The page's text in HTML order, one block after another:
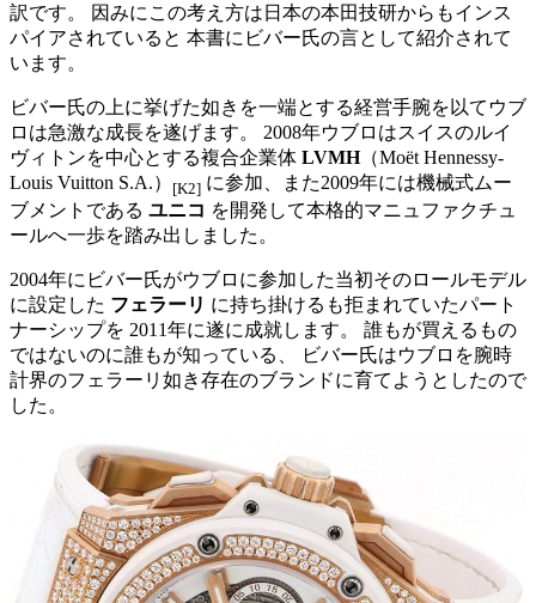
訳です。 因みにこの考え方は日本の本田技研からもインス
パイアされていると 本書にビバー氏の言として紹介されて
います。
ビバー氏の上に挙げた如きを一端とする経営手腕を以てウブ
ロは急激な成長を遂げます。 2008年ウブロはスイスのルイ
ヴィトンを中心とする複合企業体 LVMH（Moët Hennessy-
Louis Vuitton S.A.）
[K2] に参加、また2009年には機械式ムー
ブメントである ユニコ を開発して本格的マニュファクチュ
ールへ一歩を踏み出しました。
2004年にビバー氏がウブロに参加した当初そのロールモデル
に設定した フェラーリ に持ち掛けるも拒まれていたパート
ナーシップを 2011年に遂に成就します。 誰もが買えるもの
ではないのに誰もが知っている、 ビバー氏はウブロを腕時
計界のフェラーリ如き存在のブランドに育てようとしたので
した。